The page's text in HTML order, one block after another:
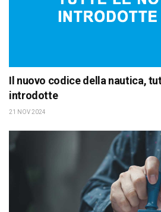
Il nuovo codice della nautica,
introdotte
21 NOV 2024